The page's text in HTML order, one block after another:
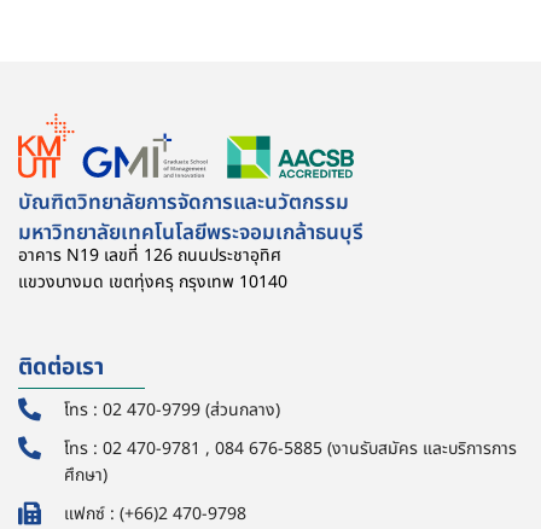
บัณฑิตวิทยาลัยการจัดการและนวัตกรรม
มหาวิทยาลัยเทคโนโลยีพระจอมเกล้าธนบุรี
อาคาร N19 เลขที่ 126 ถนนประชาอุทิศ
แขวงบางมด เขตทุ่งครุ กรุงเทพ 10140
ติดต่อเรา
โทร : 02 470-9799 (ส่วนกลาง)
โทร : 02 470-9781 , 084 676-5885 (งานรับสมัคร และบริการการ
ศึกษา)
แฟกซ์ : (+66)2 470-9798